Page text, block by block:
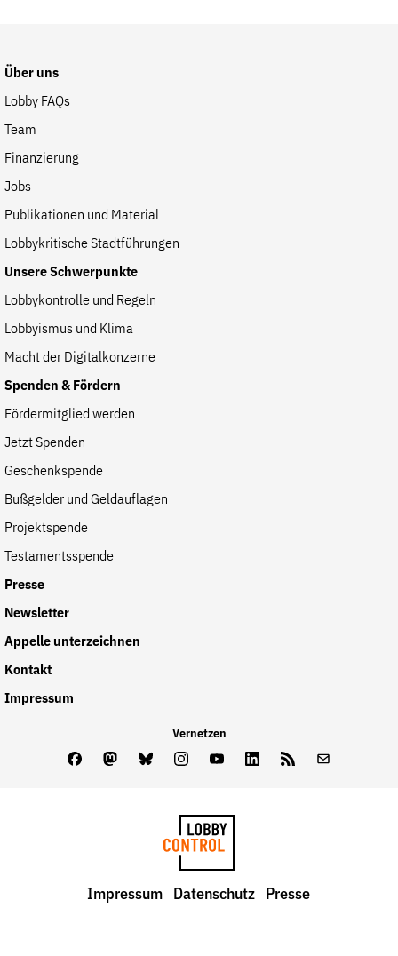
Über uns
Lobby FAQs
Team
Finanzierung
Jobs
Publikationen und Material
Lobbykritische Stadtführungen
Unsere Schwerpunkte
Lobbykontrolle und Regeln
Lobbyismus und Klima
Macht der Digitalkonzerne
Spenden & Fördern
Fördermitglied werden
Jetzt Spenden
Geschenkspende
Bußgelder und Geldauflagen
Projektspende
Testamentsspende
Presse
Newsletter
Appelle unterzeichnen
Kontakt
Impressum
Vernetzen
FacebookMastodon
BlueskyInstagram
YoutubeLinkedInFeed
LobbyControl
Impressum Datenschutz Presse